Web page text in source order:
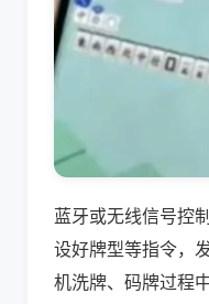
蓝牙或无线信号控
设好牌型等指令，
机洗牌、码牌过程